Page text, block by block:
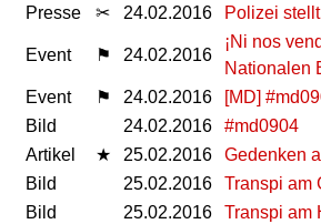
Presse ✂ 24.02.2016 Polizei
Event ⚑ 24.02.2016
¡Ni nos
Nationalen
Event ⚑ 24.02.2016
[MD]
Bild 24.02.2016
#md0904
Artikel ★ 25.02.2016
Gedenken
Bild 25.02.2016
Transpi am
Bild 25.02.2016
Transpi am